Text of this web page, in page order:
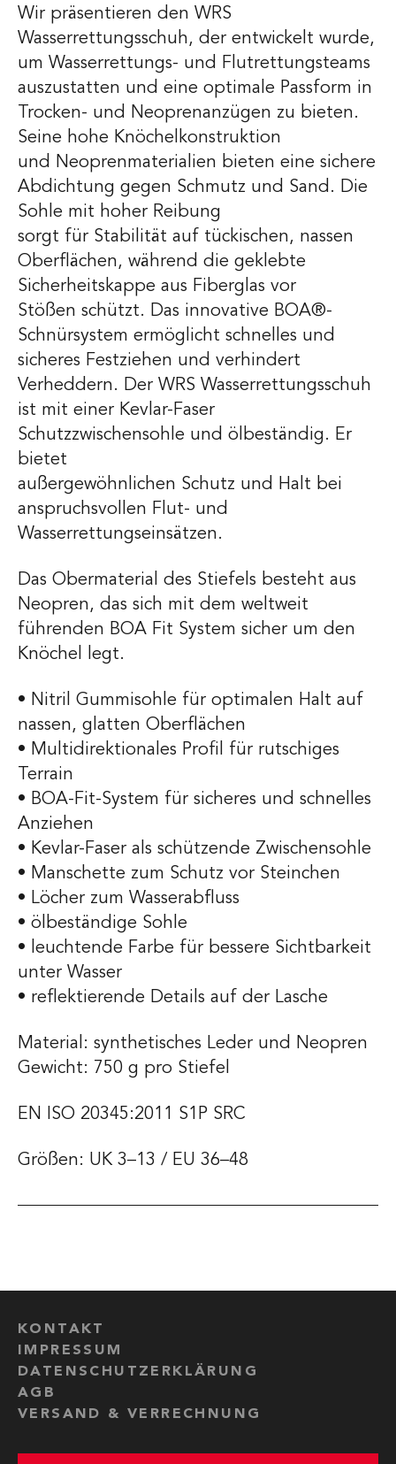
Wir präsentieren den WRS
Wasserrettungsschuh, der entwickelt wurde,
um Wasserrettungs- und Flutrettungsteams
auszustatten und eine optimale Passform in
Trocken- und Neoprenanzügen zu bieten.
Seine hohe Knöchelkonstruktion
und Neoprenmaterialien bieten eine sichere
Abdichtung gegen Schmutz und Sand. Die
Sohle mit hoher Reibung
sorgt für Stabilität auf tückischen, nassen
Oberflächen, während die geklebte
Sicherheitskappe aus Fiberglas vor
Stößen schützt. Das innovative BOA®-
Schnürsystem ermöglicht schnelles und
sicheres Festziehen und verhindert
Verheddern. Der WRS Wasserrettungsschuh
ist mit einer Kevlar-Faser
Schutzzwischensohle und ölbeständig. Er
bietet
außergewöhnlichen Schutz und Halt bei
anspruchsvollen Flut- und
Wasserrettungseinsätzen.
Das Obermaterial des Stiefels besteht aus
Neopren, das sich mit dem weltweit
führenden BOA Fit System sicher um den
Knöchel legt.
• Nitril Gummisohle für optimalen Halt auf
nassen, glatten Oberflächen
• Multidirektionales Profil für rutschiges
Terrain
• BOA-Fit-System für sicheres und schnelles
Anziehen
• Kevlar-Faser als schützende Zwischensohle
• Manschette zum Schutz vor Steinchen
• Löcher zum Wasserabfluss
• ölbeständige Sohle
• leuchtende Farbe für bessere Sichtbarkeit
unter Wasser
• reflektierende Details auf der Lasche
Material: synthetisches Leder und Neopren
Gewicht: 750 g pro Stiefel
EN ISO 20345:2011 S1P SRC
Größen: UK 3–13 / EU 36–48
KONTAKT
IMPRESSUM
DATENSCHUTZERKLÄRUNG
AGB
VERSAND & VERRECHNUNG